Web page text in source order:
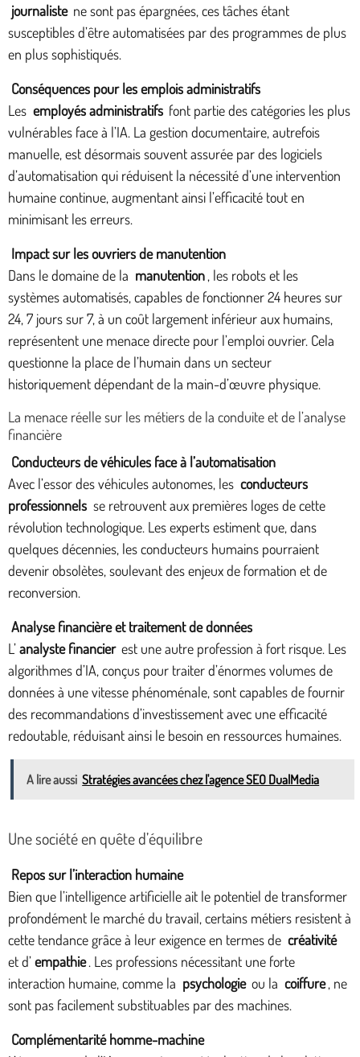
journaliste ne sont pas épargnées, ces tâches étant
susceptibles d’être automatisées par des programmes de plus
en plus sophistiqués.
Conséquences pour les emplois administratifs
Les employés administratifs font partie des catégories les plus
vulnérables face à l’IA. La gestion documentaire, autrefois
manuelle, est désormais souvent assurée par des logiciels
d’automatisation qui réduisent la nécessité d’une intervention
humaine continue, augmentant ainsi l’efficacité tout en
minimisant les erreurs.
Impact sur les ouvriers de manutention
Dans le domaine de la manutention , les robots et les
systèmes automatisés, capables de fonctionner 24 heures sur
24, 7 jours sur 7, à un coût largement inférieur aux humains,
représentent une menace directe pour l’emploi ouvrier. Cela
questionne la place de l’humain dans un secteur
historiquement dépendant de la main-d’œuvre physique.
La menace réelle sur les métiers de la conduite et de l’analyse
financière
Conducteurs de véhicules face à l’automatisation
Avec l’essor des véhicules autonomes, les conducteurs
professionnels se retrouvent aux premières loges de cette
révolution technologique. Les experts estiment que, dans
quelques décennies, les conducteurs humains pourraient
devenir obsolètes, soulevant des enjeux de formation et de
reconversion.
Analyse financière et traitement de données
L’analyste financier est une autre profession à fort risque. Les
algorithmes d’IA, conçus pour traiter d’énormes volumes de
données à une vitesse phénoménale, sont capables de fournir
des recommandations d’investissement avec une efficacité
redoutable, réduisant ainsi le besoin en ressources humaines.
A lire aussi Stratégies avancées chez l'agence SEO DualMedia
Une société en quête d’équilibre
Repos sur l’interaction humaine
Bien que l’intelligence artificielle ait le potentiel de transformer
profondément le marché du travail, certains métiers resistent à
cette tendance grâce à leur exigence en termes de créativité
et d’empathie . Les professions nécessitant une forte
interaction humaine, comme la psychologie ou la coiffure, ne
sont pas facilement substituables par des machines.
Complémentarité homme-machine